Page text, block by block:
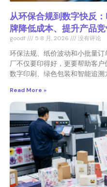
从环保合规到数字快反
牌降低成本、提升产品竞
goodf 5 8 月, 2026 没有评论
环保法规、纸价波动和小批量
厂不仅要印得好，更要帮助客
数字印刷、绿色包装和智能追溯
Read More »